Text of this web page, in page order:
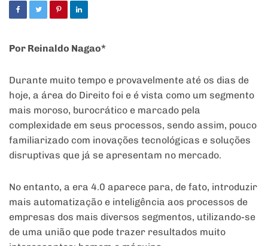
Por Reinaldo Nagao*
Durante muito tempo e provavelmente até os dias de
hoje, a área do Direito foi e é vista como um segmento
mais moroso, burocrático e marcado pela
complexidade em seus processos, sendo assim, pouco
familiarizado com inovações tecnológicas e soluções
disruptivas que já se apresentam no mercado.
No entanto, a era 4.0 aparece para, de fato, introduzir
mais automatização e inteligência aos processos de
empresas dos mais diversos segmentos, utilizando-se
de uma união que pode trazer resultados muito